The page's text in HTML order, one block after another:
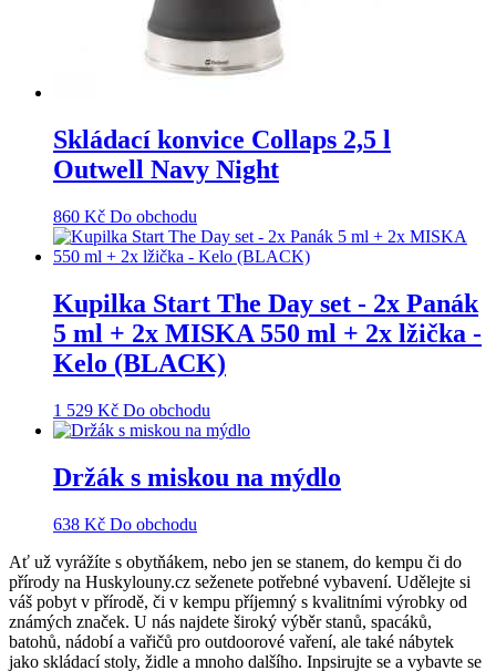
Skládací konvice Collaps 2,5 l
Outwell Navy Night
860 Kč Do obchodu
Kupilka Start The Day set - 2x Panák
5 ml + 2x MISKA 550 ml + 2x lžička -
Kelo (BLACK)
1 529 Kč Do obchodu
Držák s miskou na mýdlo
638 Kč Do obchodu
Ať už vyrážíte s obytňákem, nebo jen se stanem, do kempu či do
přírody na Huskylouny.cz seženete potřebné vybavení. Udělejte si
váš pobyt v přírodě, či v kempu příjemný s kvalitními výrobky od
známých značek. U nás najdete široký výběr stanů, spacáků,
batohů, nádobí a vařičů pro outdoorové vaření, ale také nábytek
jako skládací stoly, židle a mnoho dalšího. Inpsirujte se a vybavte se